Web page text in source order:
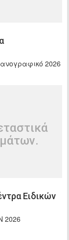
2026
Ειδικών
2026